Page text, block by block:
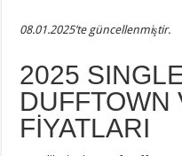
08.01.2025’te güncellenmiştir.
2025
DUFFTOWN
FİYATLARI